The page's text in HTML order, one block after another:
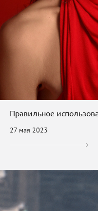
Правильное
27 мая 2023